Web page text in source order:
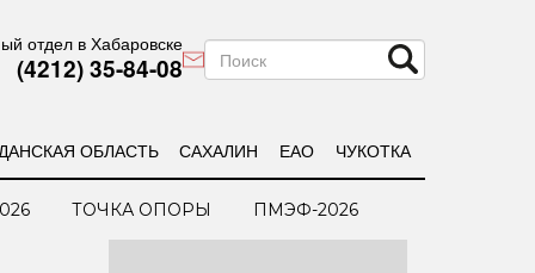
отдел в Хабаровске
(4212) 35-84-08
ОБЛАСТЬ САХАЛИН ЕАО ЧУКОТКА
ТОЧКА ОПОРЫ ПМЭФ-2026